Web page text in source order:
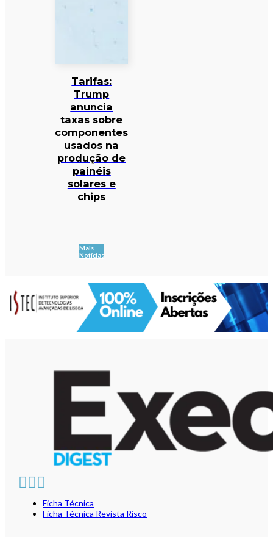
Tarifas:
Trump
anuncia
taxas sobre
componentes
usados na
produção de
painéis
solares e
chips
Mais
Notícias
Ficha Técnica
Ficha Técnica Revista Risco